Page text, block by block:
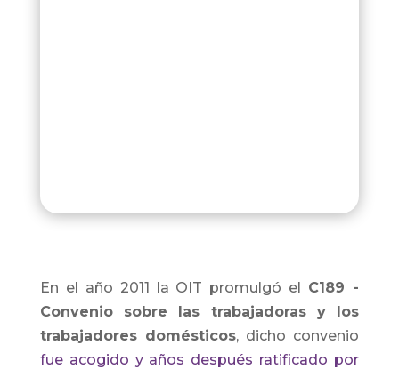
En el año 2011 la OIT promulgó el C189 -
Convenio sobre las trabajadoras y los
trabajadores domésticos, dicho convenio
fue acogido y años después ratificado por